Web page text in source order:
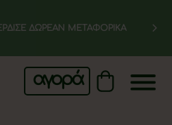
ΔΩΡΕΑΝ ΜΕΤΑΦΟΡΙΚΑ
αγορά